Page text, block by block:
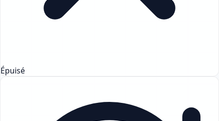
Épuisé